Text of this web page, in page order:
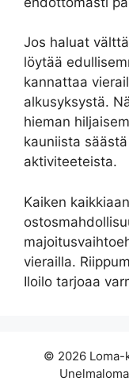
Jos haluat
löytää
kannattaa
alkusyksystä.
hieman
kauniista
aktiviteeteista.
Kaiken
vierailla.
Iloilo tarjoaa
© 2026 Loma-